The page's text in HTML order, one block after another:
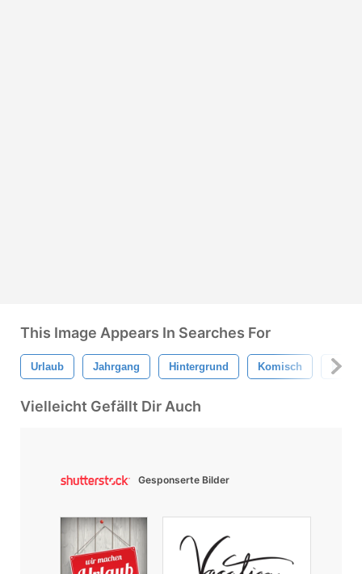
This Image Appears In Searches For
Urlaub Jahrgang Hintergrund Komisch Karte
Vielleicht Gefällt Dir Auch
Gesponserte Bilder